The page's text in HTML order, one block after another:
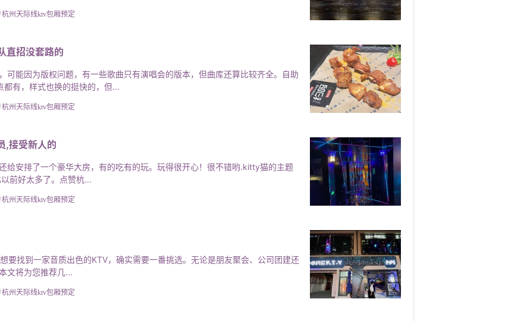
带走贵重物品，以免发生丢失或损坏。 #### **结语** 通过本文的介绍，相信您对杭州浙商
杭州天际线ktv包厢预定
直招没套路的
能因为版权问题，有一些歌曲只有演唱会的版本，但曲库还算比较齐全。自助
有，样式也换的挺快的，但...
杭州天际线ktv包厢预定
,接受新人的
安排了一个豪华大房，有的吃有的玩。玩得很开心！很不错哟.kitty猫的主题
前好太多了。点赞杭...
杭州天际线ktv包厢预定
找到一家音质出色的KTV，确实需要一番挑选。无论是朋友聚会、公司团建还
文将为您推荐几...
杭州天际线ktv包厢预定